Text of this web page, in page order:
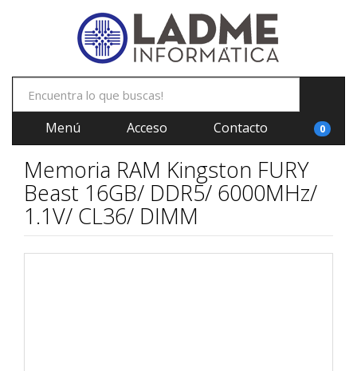
Menú Acceso Contacto 0
Memoria RAM Kingston FURY
Beast 16GB/ DDR5/ 6000MHz/
1.1V/ CL36/ DIMM